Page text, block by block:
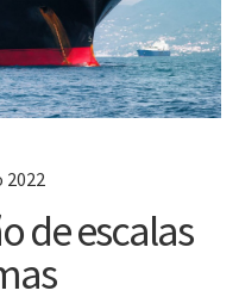
2022
de escalas